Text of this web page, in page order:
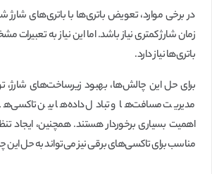
در برخی موارد، تعویض باتری‌ها با باتری‌های
زمان شارژ کمتری نیاز باشد. اما این نیاز به
باتری‌ها نیاز دارد.
برای حل این چالش‌ها، بهبود زیرساخت‌های شارژ،
مدیریت مسافت‌ها و تبادل داده‌ها بین تاکسی‌ها
اهمیت بسیاری برخوردار هستند. همچنین، ایجاد
مناسب برای تاکسی‌های برقی نیز می‌تواند به حل